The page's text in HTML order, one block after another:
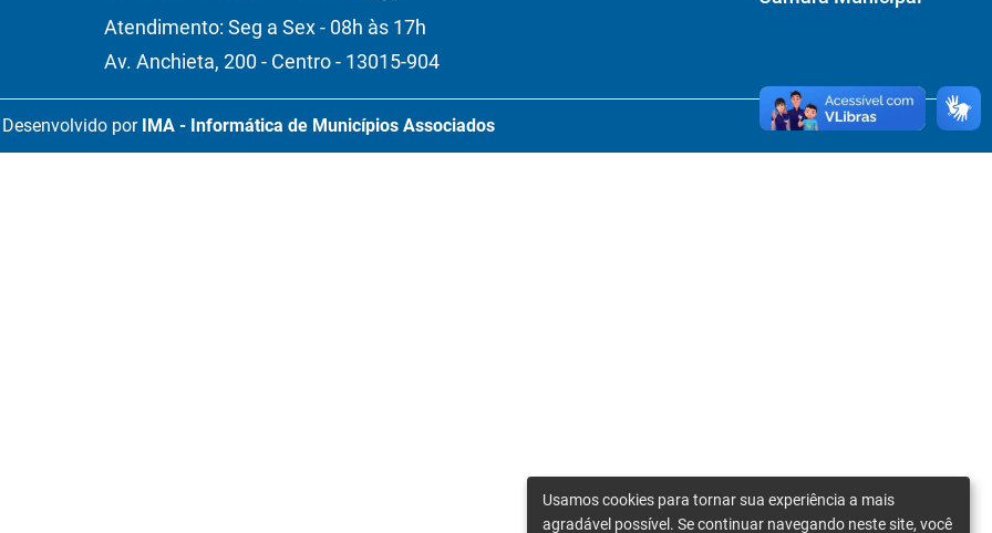
Atendimento: Seg a Sex - 08h às 17h
Av. Anchieta, 200 - Centro - 13015-904
Desenvolvido por IMA - Informática de Municípios Associados
Usamos cookies para tornar sua experiência a mais
agradável possível. Se continuar navegando neste site, você